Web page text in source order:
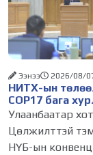
лайк, шэйр,
тоогоор хэмжих
газар авч
НИТХ-ын
COP17 бага
бэлтгэл ажлын
мэдээлэл
Ээнээ 2026/08/
Улаанбаатар
Цөлжилттэй
НҮБ-ын